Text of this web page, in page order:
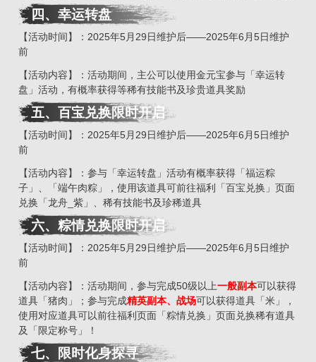
四、幸运转盘
【活动时间】：2025年5月29日维护后——2025年6月5日维护
前
【活动内容】：活动期间，主公可以使用金元宝参与「幸运转
盘」活动，有概率获得等稀有技能书及珍贵道具奖励
五、 百宝兑换限时开启
【活动时间】：2025年5月29日维护后——2025年6月5日维护
前
【活动内容】：参与「幸运转盘」活动有概率获得「福运粽
子」、「端午肉粽」，使用该道具可前往福利「百宝兑换」页面
兑换「龙舟_紫」、稀有技能书及珍稀道具
六、 粽情兑换限时开启
【活动时间】：2025年5月29日维护后——2025年6月5日维护
前
【活动内容】：活动期间，参与完成50级以上一般副本可以获得
道具「猪肉」；参与完成精英副本、战场可以获得道具「米」，
使用对应道具可以前往福利页面「粽情兑换」页面兑换稀有道具
及「限定称号」！
七、限时化身探寻